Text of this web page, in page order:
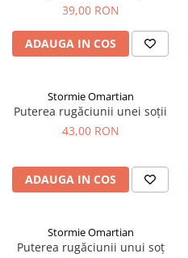
39,00 RON
ADAUGA IN COS
Stormie Omartian
Puterea rugăciunii unei soții
43,00 RON
ADAUGA IN COS
Stormie Omartian
Puterea rugăciunii unui soț